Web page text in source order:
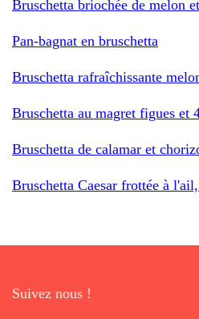
Bruschetta briochée de melon
Pan-bagnat en bruschetta
Bruschetta rafraîchissante
Bruschetta au magret figues et
Bruschetta de calamar et
Bruschetta Caesar frottée à
Suivez nous !